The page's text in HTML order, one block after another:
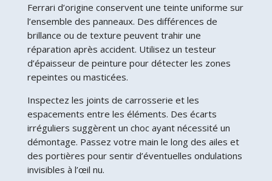
Ferrari d’origine conservent une teinte uniforme sur
l’ensemble des panneaux. Des différences de
brillance ou de texture peuvent trahir une
réparation après accident. Utilisez un testeur
d’épaisseur de peinture pour détecter les zones
repeintes ou masticées.
Inspectez les joints de carrosserie et les
espacements entre les éléments. Des écarts
irréguliers suggèrent un choc ayant nécessité un
démontage. Passez votre main le long des ailes et
des portières pour sentir d’éventuelles ondulations
invisibles à l’œil nu.